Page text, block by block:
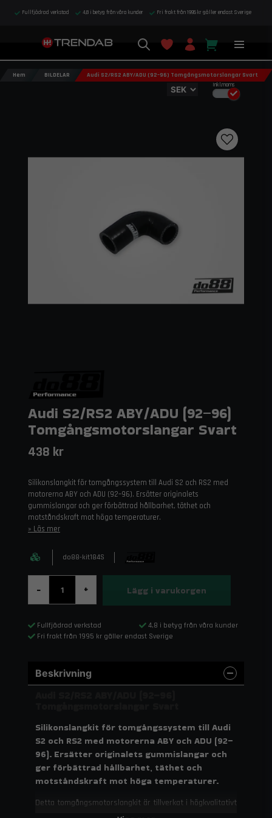
Fullfjädrad verkstad 4,8 i betyg från våra kunder Fri frakt från 1995 kr gäller endast Sverige
Inkl.moms
Hem BILDELAR Audi S2/RS2 ABY/ADU (92–96) Tomgångsmotorslangar Svart
Audi S2/RS2 ABY/ADU (92–96)
Tomgångsmotorslangar Svart
438 kr
Silikonslangkit för tomgångssystem till Audi S2 och RS2 med
motorerna ABY och ADU (92–96). Ersätter originalets
gummislangar och ger förbättrad hållbarhet, täthet och
motståndskraft mot höga temperaturer.
Läs mer
do88-kit184S
- + Lägg i varukorgen
Fullfjädrad verkstad
4,8 i betyg från våra kunder
Fri frakt från 1995 kr gäller endast Sverige
Beskrivning
Silikonslangkit för tomgångssystem till Audi
S2 och RS2 med motorerna ABY och ADU (92–
96). Ersätter originalets gummislangar och
ger förbättrad hållbarhet, täthet och
motståndskraft mot höga temperaturer.
Detta tomgångsmotorslangkit är tillverkat i högkvalitativt
silikon med tre till fem lager textilarmering, beroende på